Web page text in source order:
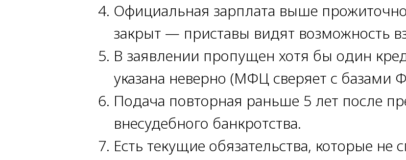
Официальная зарплата выше
закрыт — приставы видят возможность
В заявлении пропущен хотя бы один
указана неверно (МФЦ сверяет с базами
Подача повторная раньше 5 лет после
внесудебного банкротства.
Есть текущие обязательства, которые не